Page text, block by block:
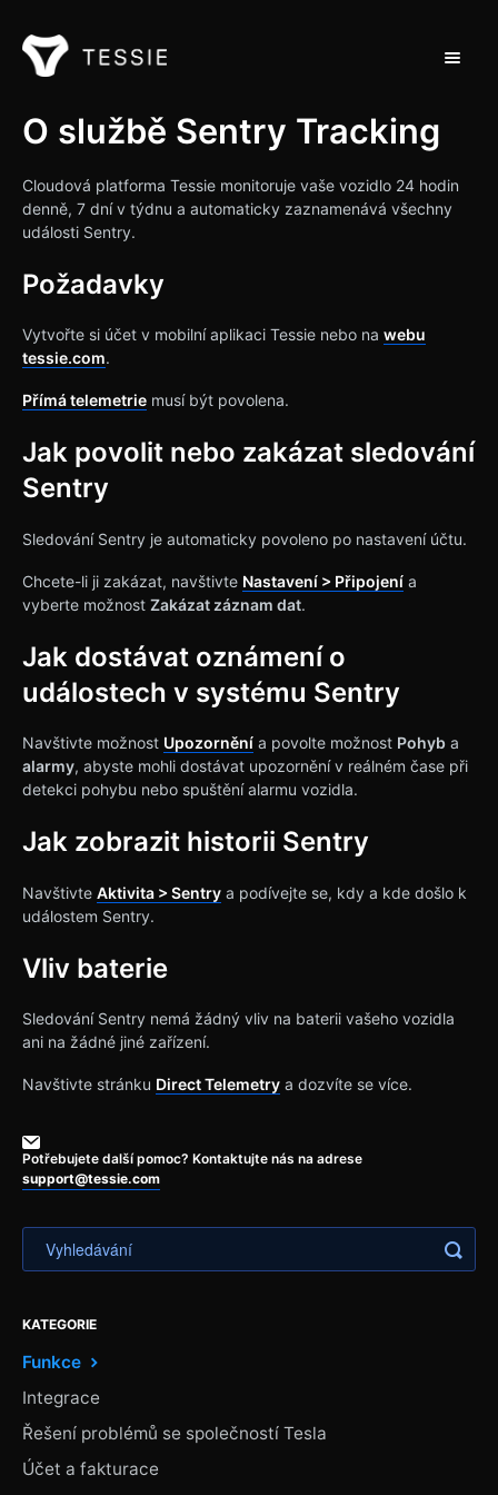
Podpora Home
Kontakt
O službě Sentry Tracking
Cloudová platforma Tessie monitoruje vaše vozidlo 24 hodin
denně, 7 dní v týdnu a automaticky zaznamenává všechny
události Sentry.
Požadavky
Vytvořte si účet v mobilní aplikaci Tessie nebo na webu
tessie.com.
Přímá telemetrie musí být povolena.
Jak povolit nebo zakázat sledování
Sentry
Sledování Sentry je automaticky povoleno po nastavení účtu.
Chcete-li ji zakázat, navštivte Nastavení > Připojení a
vyberte možnost Zakázat záznam dat.
Jak dostávat oznámení o
událostech v systému Sentry
Navštivte možnost Upozornění a povolte možnost Pohyb a
alarmy, abyste mohli dostávat upozornění v reálném čase při
detekci pohybu nebo spuštění alarmu vozidla.
Jak zobrazit historii Sentry
Navštivte Aktivita > Sentry a podívejte se, kdy a kde došlo k
událostem Sentry.
Vliv baterie
Sledování Sentry nemá žádný vliv na baterii vašeho vozidla
ani na žádné jiné zařízení.
Navštivte stránku Direct Telemetry a dozvíte se více.
Potřebujete další pomoc? Kontaktujte nás na adrese
support@tessie.com
KATEGORIE
Funkce
Integrace
Řešení problémů se společností Tesla
Účet a fakturace